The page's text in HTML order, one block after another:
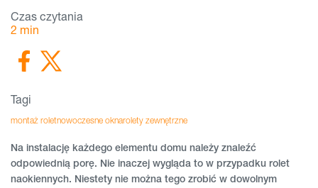
Na instalację każdego elementu domu należy znaleźć
odpowiednią porę. Nie inaczej wygląda to w przypadku rolet
naokiennych. Niestety nie można tego zrobić w dowolnym
Czas czytania
2 min
Tagi
montaż roletnowoczesne oknarolety zewnętrzne